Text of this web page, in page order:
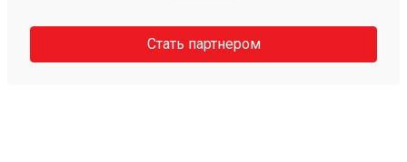
Стать партнером